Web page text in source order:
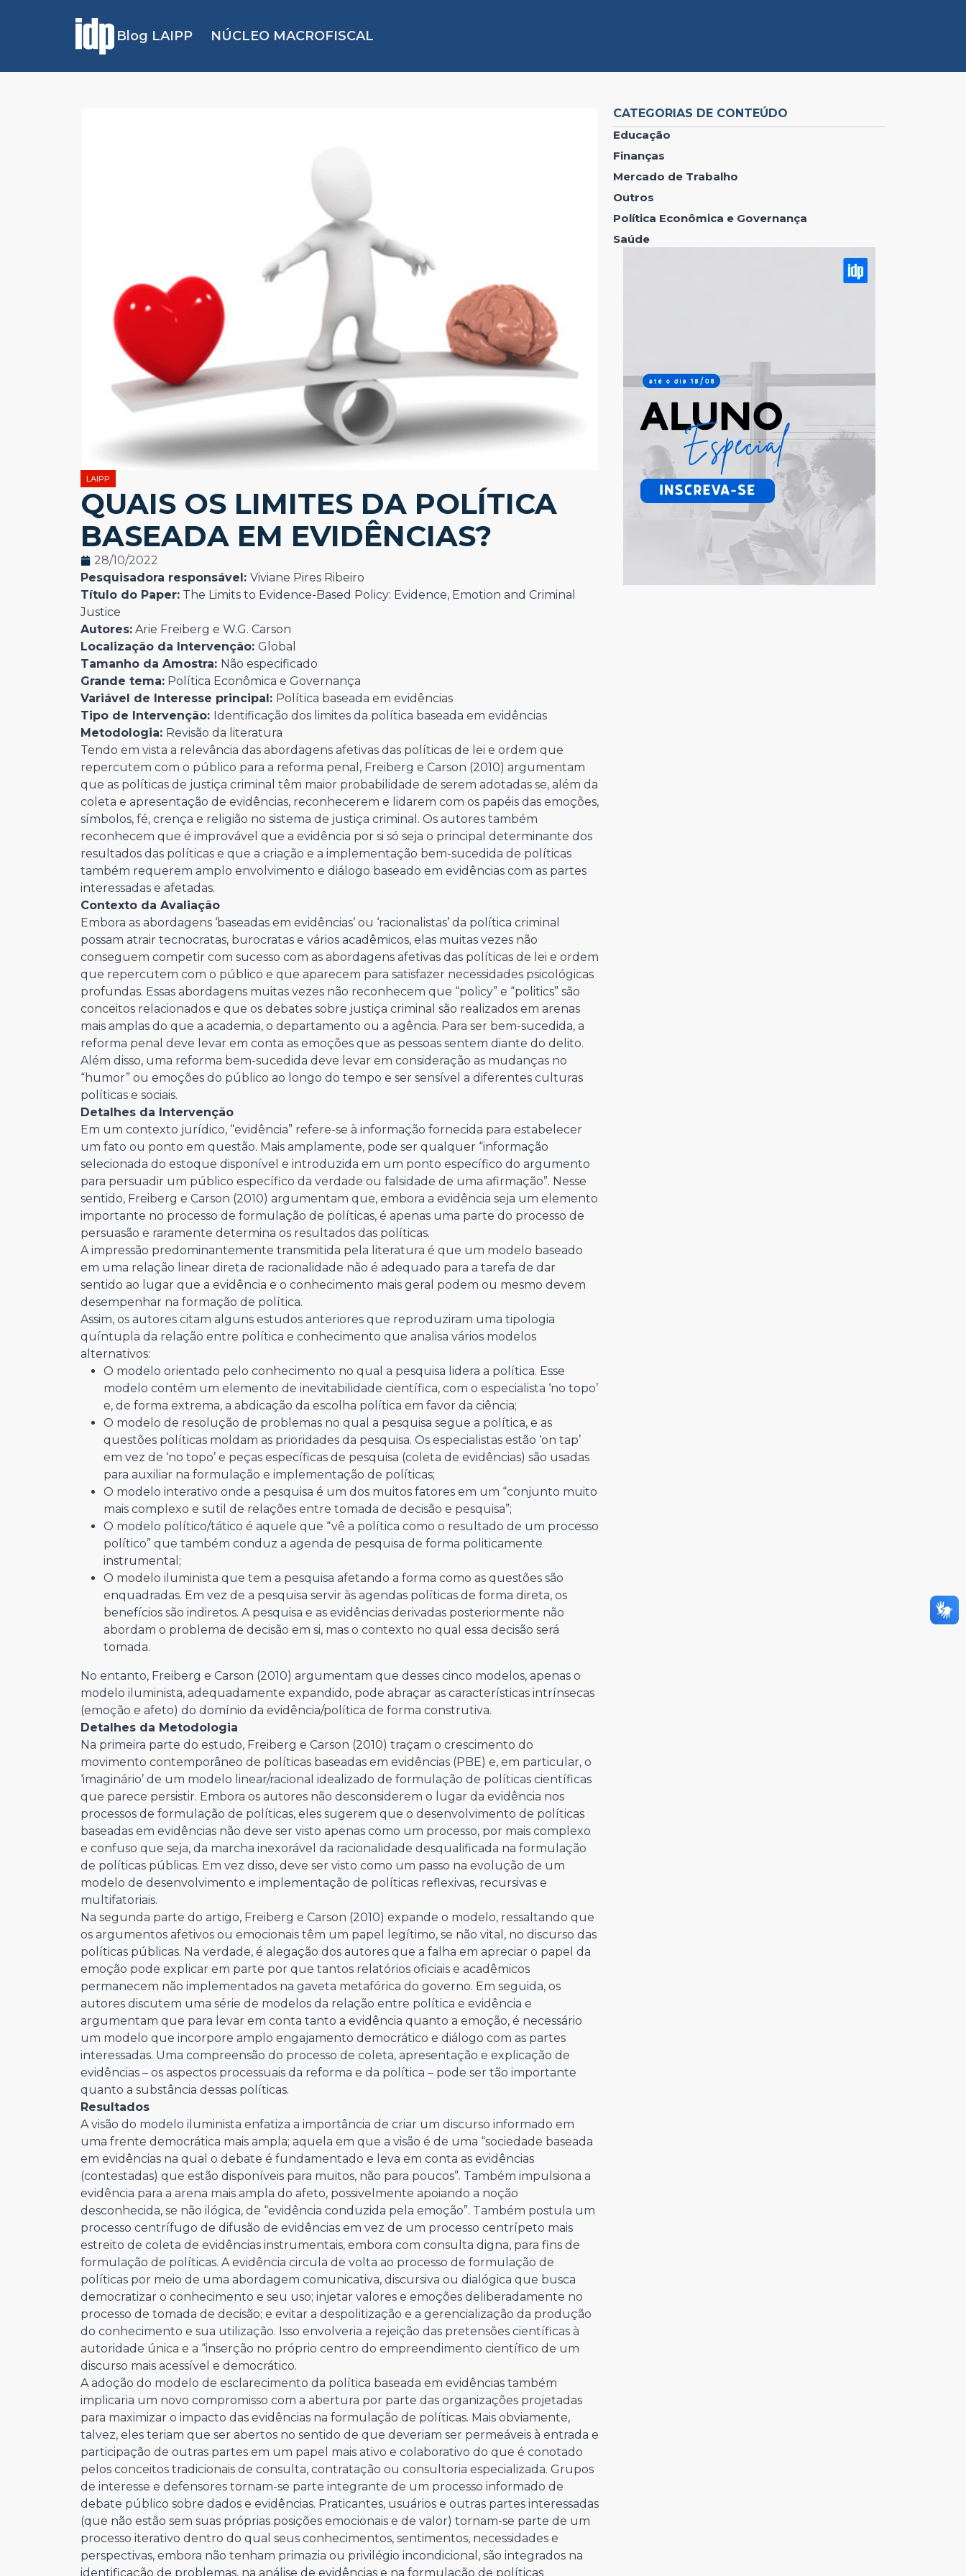
Blog LAIPP NÚCLEO MACROFISCAL
LAIPP
QUAIS OS LIMITES DA POLÍTICA
BASEADA EM EVIDÊNCIAS?
28/10/2022
Pesquisadora responsável: Viviane Pires Ribeiro
Título do Paper: The Limits to Evidence-Based Policy: Evidence, Emotion and Criminal
Justice
Autores: Arie Freiberg e W.G. Carson
Localização da Intervenção: Global
Tamanho da Amostra: Não especificado
Grande tema: Política Econômica e Governança
Variável de Interesse principal: Política baseada em evidências
Tipo de Intervenção: Identificação dos limites da política baseada em evidências
Metodologia: Revisão da literatura
Tendo em vista a relevância das abordagens afetivas das políticas de lei e ordem que
repercutem com o público para a reforma penal, Freiberg e Carson (2010) argumentam
que as políticas de justiça criminal têm maior probabilidade de serem adotadas se, além da
coleta e apresentação de evidências, reconhecerem e lidarem com os papéis das emoções,
símbolos, fé, crença e religião no sistema de justiça criminal. Os autores também
reconhecem que é improvável que a evidência por si só seja o principal determinante dos
resultados das políticas e que a criação e a implementação bem-sucedida de políticas
também requerem amplo envolvimento e diálogo baseado em evidências com as partes
interessadas e afetadas.
Contexto da Avaliação
Embora as abordagens ‘baseadas em evidências’ ou ‘racionalistas’ da política criminal
possam atrair tecnocratas, burocratas e vários acadêmicos, elas muitas vezes não
conseguem competir com sucesso com as abordagens afetivas das políticas de lei e ordem
que repercutem com o público e que aparecem para satisfazer necessidades psicológicas
profundas. Essas abordagens muitas vezes não reconhecem que “policy” e “politics” são
conceitos relacionados e que os debates sobre justiça criminal são realizados em arenas
mais amplas do que a academia, o departamento ou a agência. Para ser bem-sucedida, a
reforma penal deve levar em conta as emoções que as pessoas sentem diante do delito.
Além disso, uma reforma bem-sucedida deve levar em consideração as mudanças no
“humor” ou emoções do público ao longo do tempo e ser sensível a diferentes culturas
políticas e sociais.
Detalhes da Intervenção
Em um contexto jurídico, “evidência” refere-se à informação fornecida para estabelecer
um fato ou ponto em questão. Mais amplamente, pode ser qualquer “informação
selecionada do estoque disponível e introduzida em um ponto específico do argumento
para persuadir um público específico da verdade ou falsidade de uma afirmação”. Nesse
sentido, Freiberg e Carson (2010) argumentam que, embora a evidência seja um elemento
importante no processo de formulação de políticas, é apenas uma parte do processo de
persuasão e raramente determina os resultados das políticas.
A impressão predominantemente transmitida pela literatura é que um modelo baseado
em uma relação linear direta de racionalidade não é adequado para a tarefa de dar
sentido ao lugar que a evidência e o conhecimento mais geral podem ou mesmo devem
desempenhar na formação de política.
Assim, os autores citam alguns estudos anteriores que reproduziram uma tipologia
quíntupla da relação entre política e conhecimento que analisa vários modelos
alternativos:
O modelo orientado pelo conhecimento no qual a pesquisa lidera a política. Esse
modelo contém um elemento de inevitabilidade científica, com o especialista ‘no topo’
e, de forma extrema, a abdicação da escolha política em favor da ciência;
O modelo de resolução de problemas no qual a pesquisa segue a política, e as
questões políticas moldam as prioridades da pesquisa. Os especialistas estão ‘on tap’
em vez de ‘no topo’ e peças específicas de pesquisa (coleta de evidências) são usadas
para auxiliar na formulação e implementação de políticas;
O modelo interativo onde a pesquisa é um dos muitos fatores em um “conjunto muito
mais complexo e sutil de relações entre tomada de decisão e pesquisa”;
O modelo político/tático é aquele que “vê a política como o resultado de um processo
político” que também conduz a agenda de pesquisa de forma politicamente
instrumental;
O modelo iluminista que tem a pesquisa afetando a forma como as questões são
enquadradas. Em vez de a pesquisa servir às agendas políticas de forma direta, os
benefícios são indiretos. A pesquisa e as evidências derivadas posteriormente não
abordam o problema de decisão em si, mas o contexto no qual essa decisão será
tomada.
No entanto, Freiberg e Carson (2010) argumentam que desses cinco modelos, apenas o
modelo iluminista, adequadamente expandido, pode abraçar as características intrínsecas
(emoção e afeto) do domínio da evidência/política de forma construtiva.
Detalhes da Metodologia
Na primeira parte do estudo, Freiberg e Carson (2010) traçam o crescimento do
movimento contemporâneo de políticas baseadas em evidências (PBE) e, em particular, o
‘imaginário’ de um modelo linear/racional idealizado de formulação de políticas científicas
que parece persistir. Embora os autores não desconsiderem o lugar da evidência nos
processos de formulação de políticas, eles sugerem que o desenvolvimento de políticas
baseadas em evidências não deve ser visto apenas como um processo, por mais complexo
e confuso que seja, da marcha inexorável da racionalidade desqualificada na formulação
de políticas públicas. Em vez disso, deve ser visto como um passo na evolução de um
modelo de desenvolvimento e implementação de políticas reflexivas, recursivas e
multifatoriais.
Na segunda parte do artigo, Freiberg e Carson (2010) expande o modelo, ressaltando que
os argumentos afetivos ou emocionais têm um papel legítimo, se não vital, no discurso das
políticas públicas. Na verdade, é alegação dos autores que a falha em apreciar o papel da
emoção pode explicar em parte por que tantos relatórios oficiais e acadêmicos
permanecem não implementados na gaveta metafórica do governo. Em seguida, os
autores discutem uma série de modelos da relação entre política e evidência e
argumentam que para levar em conta tanto a evidência quanto a emoção, é necessário
um modelo que incorpore amplo engajamento democrático e diálogo com as partes
interessadas. Uma compreensão do processo de coleta, apresentação e explicação de
evidências – os aspectos processuais da reforma e da política – pode ser tão importante
quanto a substância dessas políticas.
Resultados
A visão do modelo iluminista enfatiza a importância de criar um discurso informado em
uma frente democrática mais ampla; aquela em que a visão é de uma “sociedade baseada
em evidências na qual o debate é fundamentado e leva em conta as evidências
(contestadas) que estão disponíveis para muitos, não para poucos”. Também impulsiona a
evidência para a arena mais ampla do afeto, possivelmente apoiando a noção
desconhecida, se não ilógica, de “evidência conduzida pela emoção”. Também postula um
processo centrífugo de difusão de evidências em vez de um processo centrípeto mais
estreito de coleta de evidências instrumentais, embora com consulta digna, para fins de
formulação de políticas. A evidência circula de volta ao processo de formulação de
políticas por meio de uma abordagem comunicativa, discursiva ou dialógica que busca
democratizar o conhecimento e seu uso; injetar valores e emoções deliberadamente no
processo de tomada de decisão; e evitar a despolitização e a gerencialização da produção
do conhecimento e sua utilização. Isso envolveria a rejeição das pretensões científicas à
autoridade única e a “inserção no próprio centro do empreendimento científico de um
discurso mais acessível e democrático.
A adoção do modelo de esclarecimento da política baseada em evidências também
implicaria um novo compromisso com a abertura por parte das organizações projetadas
para maximizar o impacto das evidências na formulação de políticas. Mais obviamente,
talvez, eles teriam que ser abertos no sentido de que deveriam ser permeáveis ​​à entrada e
participação de outras partes em um papel mais ativo e colaborativo do que é conotado
pelos conceitos tradicionais de consulta, contratação ou consultoria especializada. Grupos
de interesse e defensores tornam-se parte integrante de um processo informado de
debate público sobre dados e evidências. Praticantes, usuários e outras partes interessadas
(que não estão sem suas próprias posições emocionais e de valor) tornam-se parte de um
processo iterativo dentro do qual seus conhecimentos, sentimentos, necessidades e
perspectivas, embora não tenham primazia ou privilégio incondicional, são integrados na
identificação de problemas, na análise de evidências e na formulação de políticas
CATEGORIAS DE CONTEÚDO
Educação
Finanças
Mercado de Trabalho
Outros
Política Econômica e Governança
Saúde